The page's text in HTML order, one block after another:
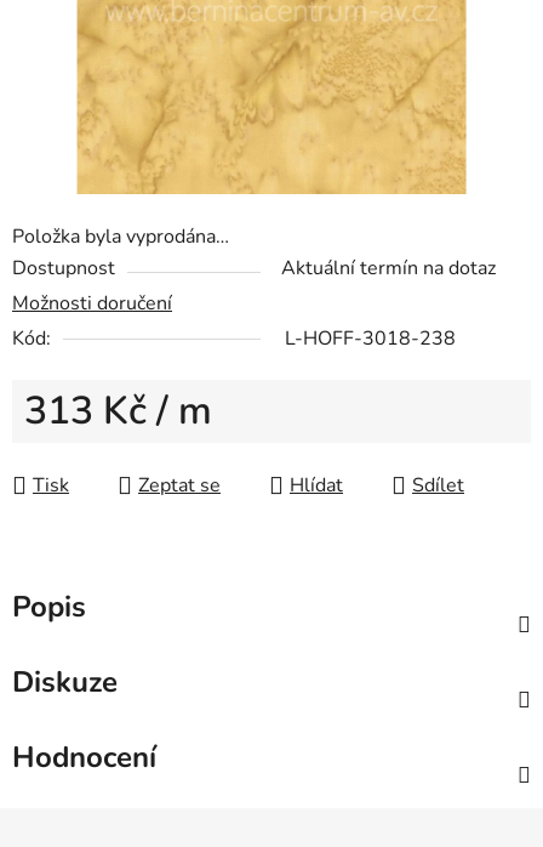
Položka byla vyprodána…
Dostupnost
Aktuální termín na dotaz
Možnosti doručení
Kód:
L-HOFF-3018-238
313 Kč/ m
Tisk
Zeptat se Hlídat Sdílet
Popis
Diskuze
Hodnocení